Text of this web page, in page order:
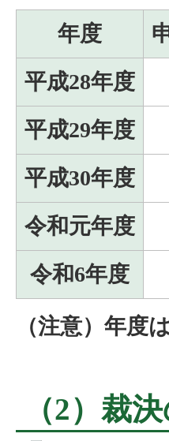
年度
平成28年度
平成29年度
平成30年度
令和元年度
令和6年度
（注意）年度
（2）裁